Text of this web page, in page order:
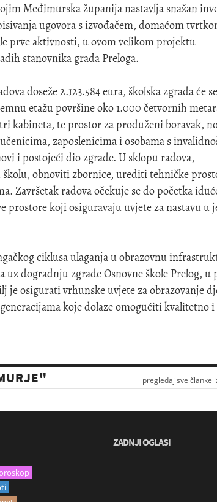
Međimurska županija nastavlja snažan
ugovora s izvođačem, domaćom
prve aktivnosti, u ovom velikom projektu
stanovnika grada Preloga.
doseže 2.123.584 eura, školska zgrada će se
etažu površine oko 1.000 četvornih
kabineta, te prostor za produženi boravak,
zaposlenicima i osobama s
i postojeći dio zgrade. U sklopu radova,
školu, obnoviti zbornice, urediti tehničke
Završetak radova očekuje se do početka
prostore koji osiguravaju uvjete za nastavu u
ciklusa ulaganja u obrazovnu
uz dogradnju zgrade Osnovne škole Prelog, u
je osigurati vrhunske uvjete za obrazovanje
koje dolaze omogućiti kvalitetno i
pregledaj sve članke
ZADNJI OGLASI